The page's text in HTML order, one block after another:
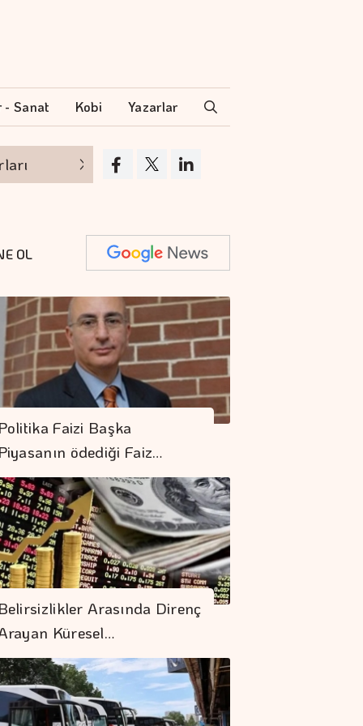
- Sanat Kobi Yazarlar
Politika faizi başka piyasanın ödediği faiz
OL
Politika Faizi Başka
Piyasanın ödediği Faiz…
Belirsizlikler Arasında Direnç
Küresel…